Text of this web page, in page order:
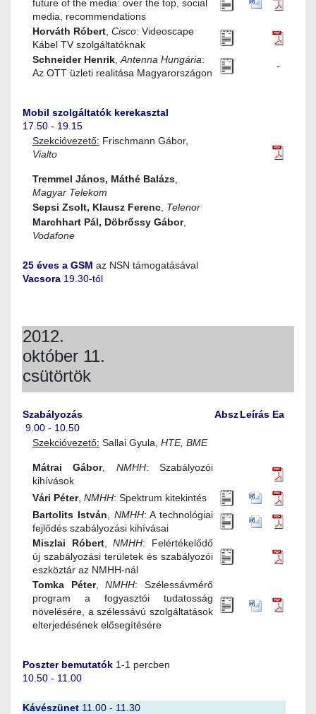
future of the media: over the top, social
media, recommendations
Horváth Róbert Cisco: Videoscape
Kábel TV szolgáltatóknak
Schneider Henrik Antenna Hungária:
Az OTT üzleti realitása Magyarországon
-
Mobil szolgáltatók kerekasztal
17.50 - 19.15
Szekcióvezető: Frischmann Gábor,
Vialto
Tremmel János, Máthé Balázs
Magyar Telekom
Sepsi Zsolt, Klausz Ferenc Telenor
Marchhart Pál, Döbrőssy Gábor,
Vodafone
25 éves a GSM az NSN támogatásával
Vacsora 19.30-tól
2012.
október 11.
csütörtök
Szabályozás
9.00 - 10.50
AbszLeírás Ea
Szekcióvezető: Sallai Gyula, HTE, BME
Mátrai Gábor, NMHH: Szabályozói
kihívások
Vári Péter, NMHH: Spektrum kitekintés
Bartolits István
NMHH: A technológiai
fejlődés szabályozási kihívásai
Miszlai Róbert,NMHH: Felértékelődő
új szabályozási területek és szabályozói
eszköztár az NMHH-nál
Tomka Péter,NMHH: Szélessávmérő
program a fogyasztói tudatosság
növelésére, a szélessávú szolgáltatások
elterjedésének elősegítésére
Poszter bemutatók 1-1 percben
10.50 - 11.00
Kávészünet 11.00 - 11.30